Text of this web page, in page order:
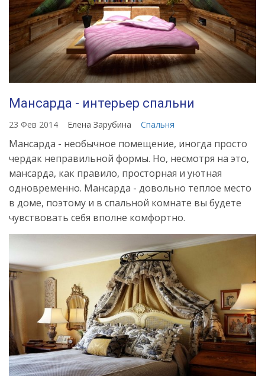
Мансарда - интерьер спальни
23 Фев 2014 Елена Зарубина Спальня
Мансарда - необычное помещение, иногда просто
чердак неправильной формы. Но, несмотря на это,
мансарда, как правило, просторная и уютная
одновременно. Мансарда - довольно теплое место
в доме, поэтому и в спальной комнате вы будете
чувствовать себя вполне комфортно.